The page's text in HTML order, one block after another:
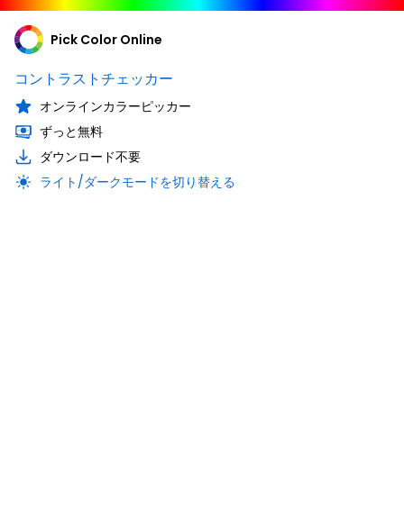
Pick Color Online
コントラストチェッカー
オンラインカラーピッカー
ずっと無料
ダウンロード不要
ライト/ダークモードを切り替える